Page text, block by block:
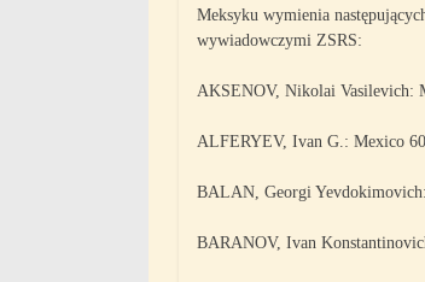
Meksyku wymienia
wywiadowczymi ZSRS:
AKSENOV, Nikolai Vasilevich:
ALFERYEV, Ivan G.: Mexico
BALAN, Georgi
BARANOV, Ivan